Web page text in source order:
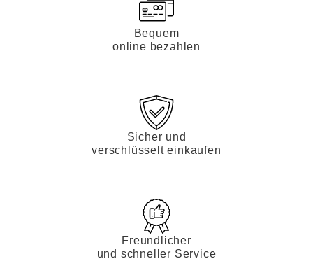
Bequem
online bezahlen
Sicher und
verschlüsselt einkaufen
Freundlicher
und schneller Service